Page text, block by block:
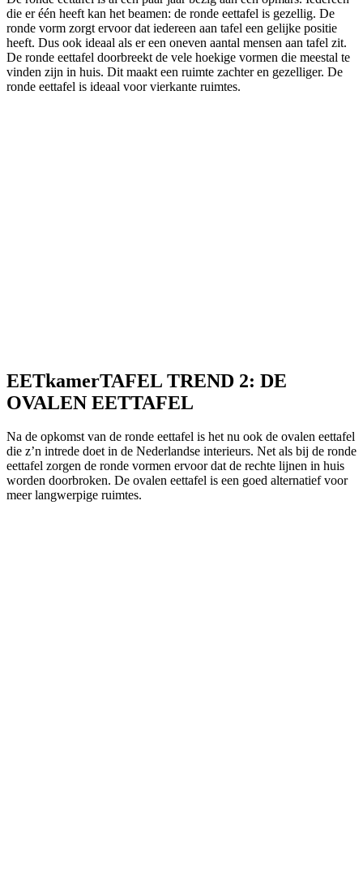
die er één heeft kan het beamen: de ronde eettafel is gezellig. De
ronde vorm zorgt ervoor dat iedereen aan tafel een gelijke positie
heeft. Dus ook ideaal als er een oneven aantal mensen aan tafel zit.
De ronde eettafel doorbreekt de vele hoekige vormen die meestal te
vinden zijn in huis. Dit maakt een ruimte zachter en gezelliger. De
ronde eettafel is ideaal voor vierkante ruimtes.
EETkamerTAFEL TREND 2: DE
OVALEN EETTAFEL
Na de opkomst van de ronde eettafel is het nu ook de ovalen eettafel
die z’n intrede doet in de Nederlandse interieurs. Net als bij de ronde
eettafel zorgen de ronde vormen ervoor dat de rechte lijnen in huis
worden doorbroken. De ovalen eettafel is een goed alternatief voor
meer langwerpige ruimtes.